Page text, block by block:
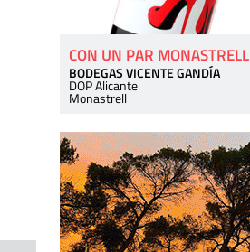
CON UN PAR MONASTRELL
BODEGAS VICENTE GANDÍA
DOP Alicante
Monastrell